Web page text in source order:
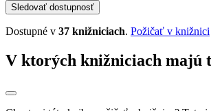
Sledovať dostupnosť
Dostupné v 37 knižniciach. Požičať v knižnici
V ktorých knižniciach majú